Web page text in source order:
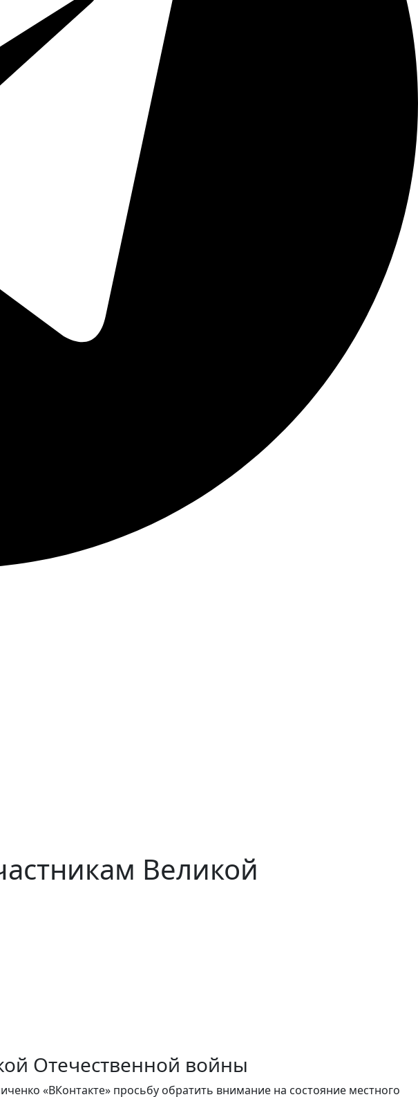
Великой
Отечественной войны
«ВКонтакте» просьбу обратить внимание на состояние местного